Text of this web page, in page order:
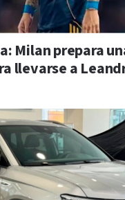
Milan prepara
llevarse a